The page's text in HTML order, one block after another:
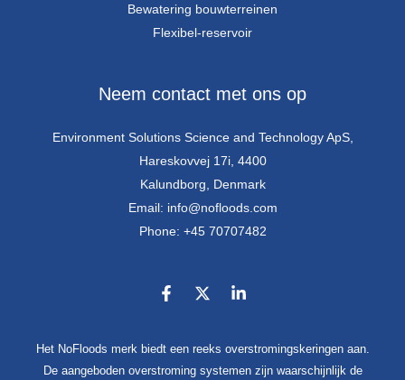
Bewatering bouwterreinen
Flexibel-reservoir
Neem contact met ons op
Environment Solutions Science and Technology ApS,
Hareskovvej 17i, 4400
Kalundborg, Denmark
Email: info@nofloods.com
Phone: +45 70707482
Het NoFloods merk biedt een reeks overstromingskeringen aan.
De aangeboden overstroming systemen zijn waarschijnlijk de